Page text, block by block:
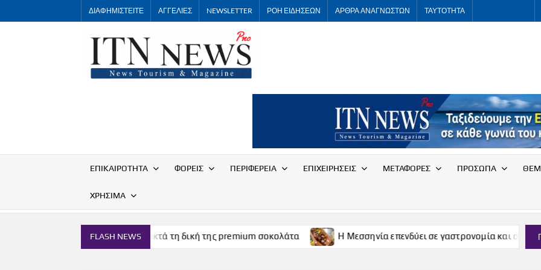
to
ΔΙΑΦΗΜΙΣΤΕΙΤΕ ΑΓΓΕΛΙΕΣ NEWSLETTER ΡΟΗ ΕΙΔΗΣΕΩΝ ΑΡΘΡΑ ΑΝΑΓΝΩΣΤΩΝ ΤΑΥΤΟΤΗΤΑ
News
ΕΠΙΚΑΙΡΟΤΗΤΑ ΦΟΡΕΙΣ ΠΕΡΙΦΕΡΕΙΑ ΕΠΙΧΕΙΡΗΣΕΙΣ ΜΕΤΑΦΟΡΕΣ ΠΡΟΣΩΠΑ
ΧΡΗΣΙΜΑ
FLASH NEWS
Η Μύκονος αποκτά τη δική της premium σοκολάτα Η Μεσσηνία επενδύει σε γαστρονομία και οινοτουρισμό